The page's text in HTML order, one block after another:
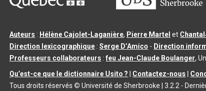
Auteurs : Hélène Cajolet-Laganière, Pierre Martel et
Direction lexicographique :Serge D’Amico - Direction
Professeurs collaborateurs :feu Jean-Claude Boulanger,
Qu’est-ce que le dictionnaire Usito ?
Contactez-nous
Tous droits réservés © Université de Sherbrooke |3.2.2 -